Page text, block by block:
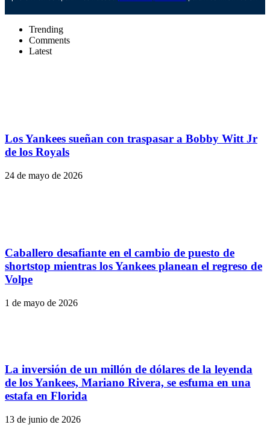
Trending
Comments
Latest
Los Yankees sueñan con traspasar a Bobby Witt Jr
de los Royals
24 de mayo de 2026
Caballero desafiante en el cambio de puesto de
shortstop mientras los Yankees planean el regreso de
Volpe
1 de mayo de 2026
La inversión de un millón de dólares de la leyenda
de los Yankees, Mariano Rivera, se esfuma en una
estafa en Florida
13 de junio de 2026